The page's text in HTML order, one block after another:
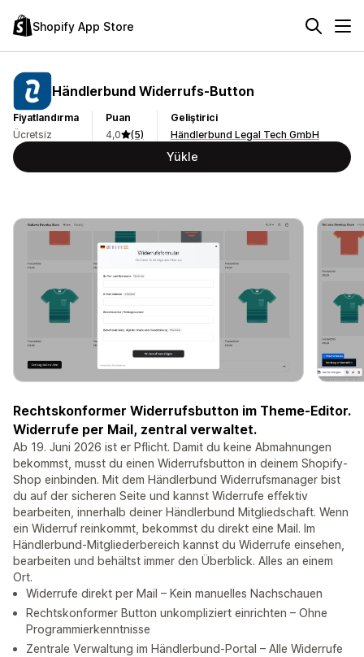
Shopify App Store
Händlerbund Widerrufs‑Button
Fiyatlandırma
Ücretsiz
Puan
4,0
(5)
Geliştirici
Händlerbund Legal Tech GmbH
Yükle
Rechtskonformer Widerrufsbutton im Theme-Editor.
Widerrufe per Mail, zentral verwaltet.
Ab 19. Juni 2026 ist er Pflicht. Damit du keine Abmahnungen
bekommst, musst du einen Widerrufsbutton in deinem Shopify-
Shop einbinden. Mit dem Händlerbund Widerrufsmanager bist
du auf der sicheren Seite und kannst Widerrufe effektiv
bearbeiten, innerhalb deiner Händlerbund Mitgliedschaft. Wenn
ein Widerruf reinkommt, bekommst du direkt eine Mail. Im
Händlerbund-Mitgliederbereich kannst du Widerrufe einsehen,
bearbeiten und behältst immer den Überblick. Alles an einem
Ort.
Widerrufe direkt per Mail – Kein manuelles Nachschauen
Rechtskonformer Button unkompliziert einrichten – Ohne
Programmierkenntnisse
Zentrale Verwaltung im Händlerbund-Portal – Alle Widerrufe